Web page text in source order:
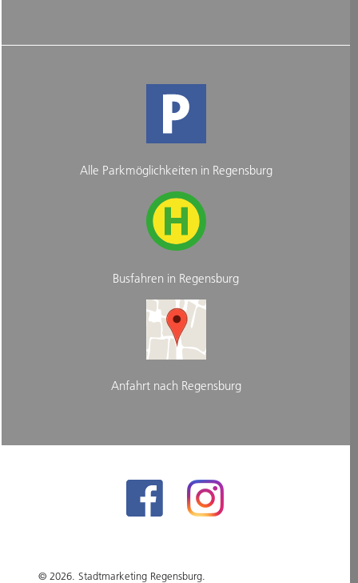
Alle Parkmöglichkeiten in Regensburg
Busfahren in Regensburg
Anfahrt nach Regensburg
© 2026. Stadtmarketing Regensburg.